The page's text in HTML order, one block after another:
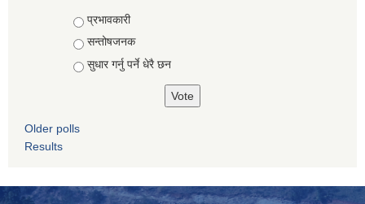
Choices
प्रभावकारी
सन्तोषजनक
सुधार गर्नु पर्ने धेरै छन
Older polls
Results